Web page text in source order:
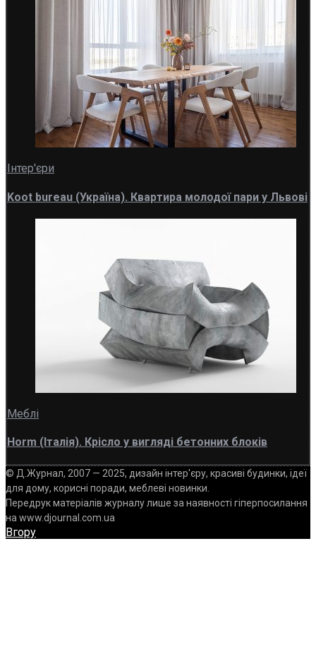
Інтер'єри
Koot bureau (Україна). Квартира молодої пари у Львові
Меблі
Horm (Італія). Крісло у вигляді бетонних блоків
© Д.Журнал, 2007 — 2025, дизайн інтер'єру, красиві будинки, ідеї
для дому, корисні поради, меблеві новинки.
Передрук матеріалів журналу лише за наявності гіперпосилання
на www.djournal.com.ua
Вгору